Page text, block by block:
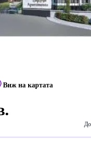
Виж на картата